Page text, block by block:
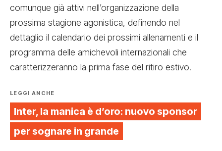
comunque già attivi nell’organizzazione della
prossima stagione agonistica, definendo nel
dettaglio il calendario dei prossimi allenamenti e il
programma delle amichevoli internazionali che
caratterizzeranno la prima fase del ritiro estivo.
LEGGI ANCHE
Inter, la manica è d’oro: nuovo sponsor
per sognare in grande